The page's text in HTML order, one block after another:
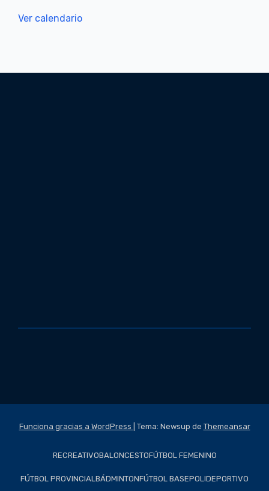
Ver calendario
Funciona gracias a WordPress Tema: Newsup de Themeansar
RECREATIVOBALONCESTOFÚTBOL FEMENINO
FÚTBOL PROVINCIALBÁDMINTONFÚTBOL BASEPOLIDEPORTIVO